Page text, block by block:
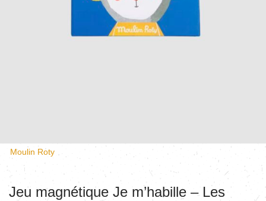
Moulin Roty
Jeu magnétique Je m’habille – Les